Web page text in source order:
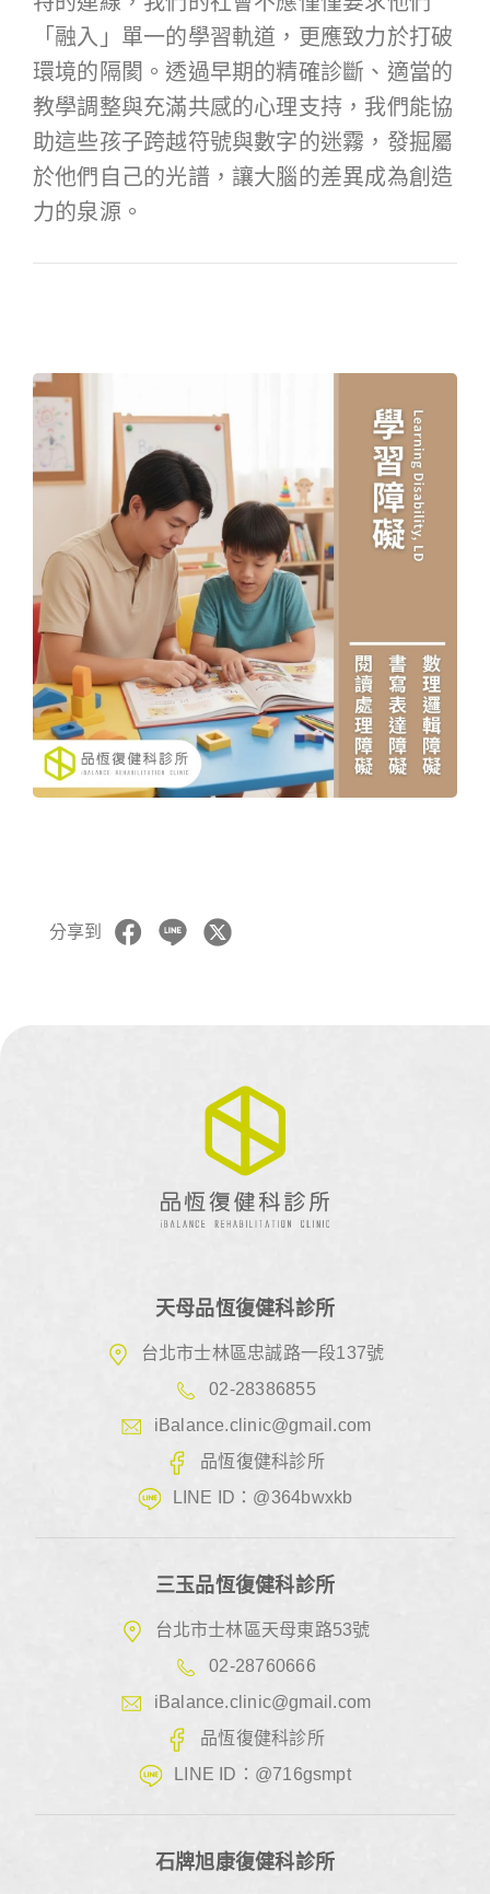
「融入」單一的學習軌道，更應致力於打破
環境的隔閡。透過早期的精確診斷、適當的
教學調整與充滿共感的心理支持，我們能協
助這些孩子跨越符號與數字的迷霧，發掘屬
於他們自己的光譜，讓大腦的差異成為創造
力的泉源。
分享到
天母品恆復健科診所
台北市士林區忠誠路一段137號
02-28386855
iBalance.clinic@gmail.com
品恆復健科診所
LINE ID：@364bwxkb
三玉品恆復健科診所
台北市士林區天母東路53號
02-28760666
iBalance.clinic@gmail.com
品恆復健科診所
LINE ID：@716gsmpt
石牌旭康復健科診所